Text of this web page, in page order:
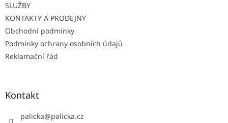
SLUŽBY
KONTAKTY A PRODEJNY
Obchodní podmínky
Podmínky ochrany osobních údajů
Reklamační řád
Kontakt
palicka@palicka.cz